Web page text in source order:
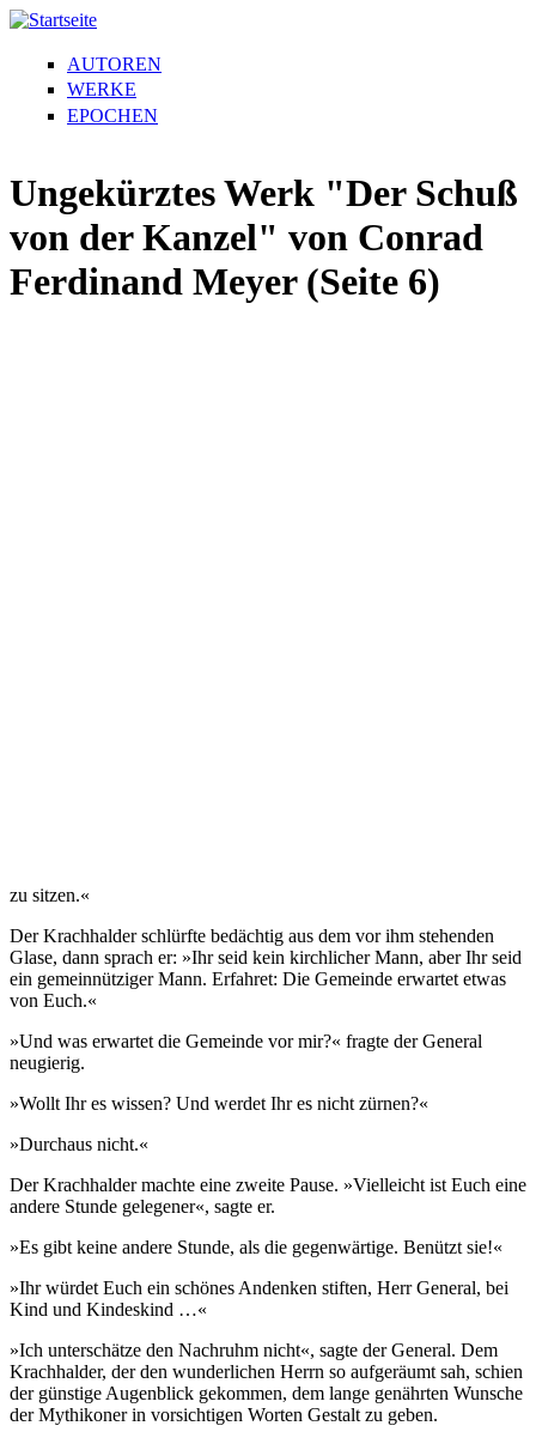
AUTOREN
WERKE
EPOCHEN
Ungekürztes Werk "Der Schuß
von der Kanzel" von Conrad
Ferdinand Meyer (Seite 6)
zu sitzen.«
Der Krachhalder schlürfte bedächtig aus dem vor ihm stehenden
Glase, dann sprach er: »Ihr seid kein kirchlicher Mann, aber Ihr seid
ein gemeinnütziger Mann. Erfahret: Die Gemeinde erwartet etwas
von Euch.«
»Und was erwartet die Gemeinde vor mir?« fragte der General
neugierig.
»Wollt Ihr es wissen? Und werdet Ihr es nicht zürnen?«
»Durchaus nicht.«
Der Krachhalder machte eine zweite Pause. »Vielleicht ist Euch eine
andere Stunde gelegener«, sagte er.
»Es gibt keine andere Stunde, als die gegenwärtige. Benützt sie!«
»Ihr würdet Euch ein schönes Andenken stiften, Herr General, bei
Kind und Kindeskind …«
»Ich unterschätze den Nachruhm nicht«, sagte der General. Dem
Krachhalder, der den wunderlichen Herrn so aufgeräumt sah, schien
der günstige Augenblick gekommen, dem lange genährten Wunsche
der Mythikoner in vorsichtigen Worten Gestalt zu geben.